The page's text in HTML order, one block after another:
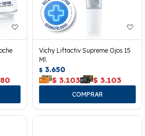
Vichy Liftactiv Supreme Ojos 15
Ml.
$ 3.650
$ 3.103 $ 3.103